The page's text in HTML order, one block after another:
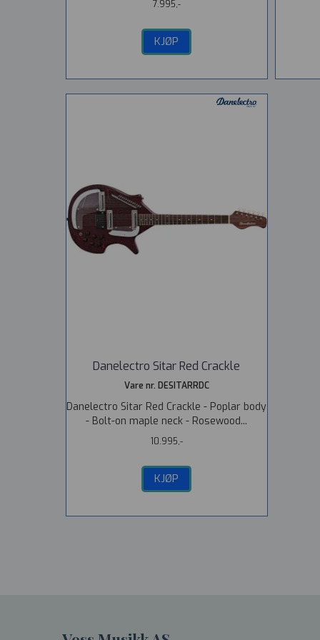
7.995,-
KJØP
Danelectro Sitar Red Crackle
Vare nr. DESITARRDC
Danelectro Sitar Red Crackle - Poplar body
- Bolt-on maple neck - Rosewood...
10.995,-
KJØP